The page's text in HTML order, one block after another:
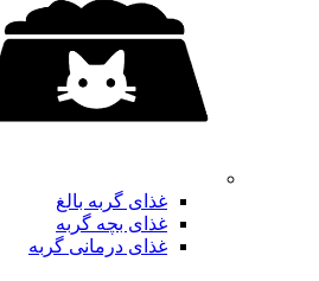
غذای گربه بالغ
غذای بچه گربه
غذای درمانی گربه